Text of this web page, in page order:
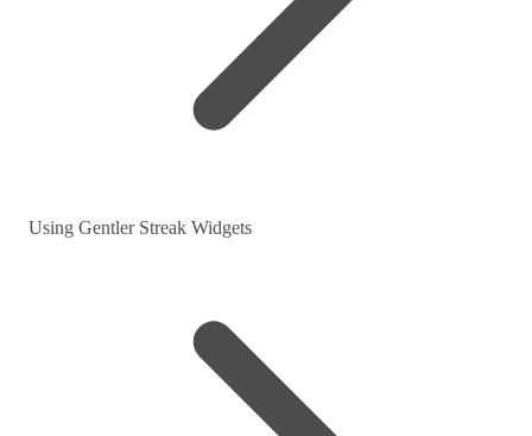
Using Gentler Streak Widgets